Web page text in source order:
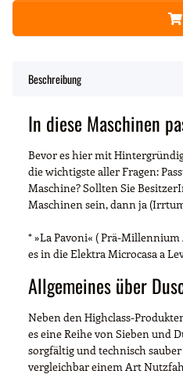
Beschreibung
In diese Maschinen
Bevor es hier mit
die wichtigste aller Fragen:
Maschine? Sollten Sie
Maschinen sein, dann ja
* »La Pavoni« ( Prä-
es in die Elektra Microcasa a
Allgemeines über
Neben den Highclass-
es eine Reihe von Sieben und
sorgfältig und technisch
vergleichbar einem Art